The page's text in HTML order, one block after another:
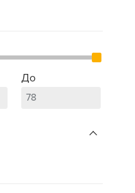
До